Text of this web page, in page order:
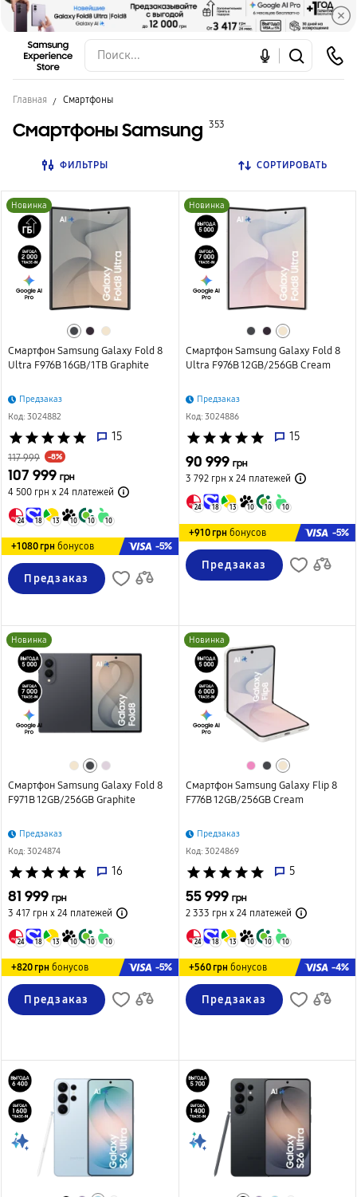
Главная Смартфоны
Смартфоны Samsung 353
ФИЛЬТРЫ СОРТИРОВАТЬ
Новинка
Смартфон Samsung Galaxy Fold 8
Ultra F976B 16GB/1TB Graphite
Предзаказ
Код: 3024882
star star star star star 15
117 999 -8%
107 999 грн
4 500 грн х 24 платежей
24 18 13 10 10 10
+1080 грн бонусов -5%
Предзаказ
Новинка
Смартфон Samsung Galaxy Fold 8
Ultra F976B 12GB/256GB Cream
Предзаказ
Код: 3024886
star star star star star 15
90 999 грн
3 792 грн х 24платежей
24 18 13 10 10 10
+910 грн бонусов -5%
Предзаказ
Новинка
Смартфон Samsung Galaxy Fold 8
F971B 12GB/256GB Graphite
Предзаказ
Код: 3024874
star star star star star 16
81 999 грн
3 417 грн х 24 платежей
24 18 13 10 10 10
+820 грн бонусов -5%
Предзаказ
Новинка
Смартфон Samsung Galaxy Flip 8
F776B 12GB/256GB Cream
Предзаказ
Код: 3024869
star star star star star 5
55 999 грн
2 333 грн х 24платежей
24 18 13 10 10 10
+560 грн бонусов -4%
Предзаказ